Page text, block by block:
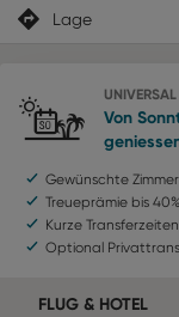
Lage
Von
Gewünschte
Treueprämie bis 40%
Kurze
Optional
FLUG & HOTEL